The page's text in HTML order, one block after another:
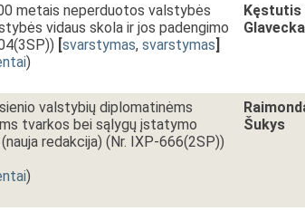
metais neperduotos valstybės
vidaus skola ir jos padengimo
[svarstymas, svarstymas]
)
Kęstutis
valstybių diplomatinėms
tvarkos bei sąlygų įstatymo
redakcija) (Nr. IXP-666(2SP))
)
Šukys